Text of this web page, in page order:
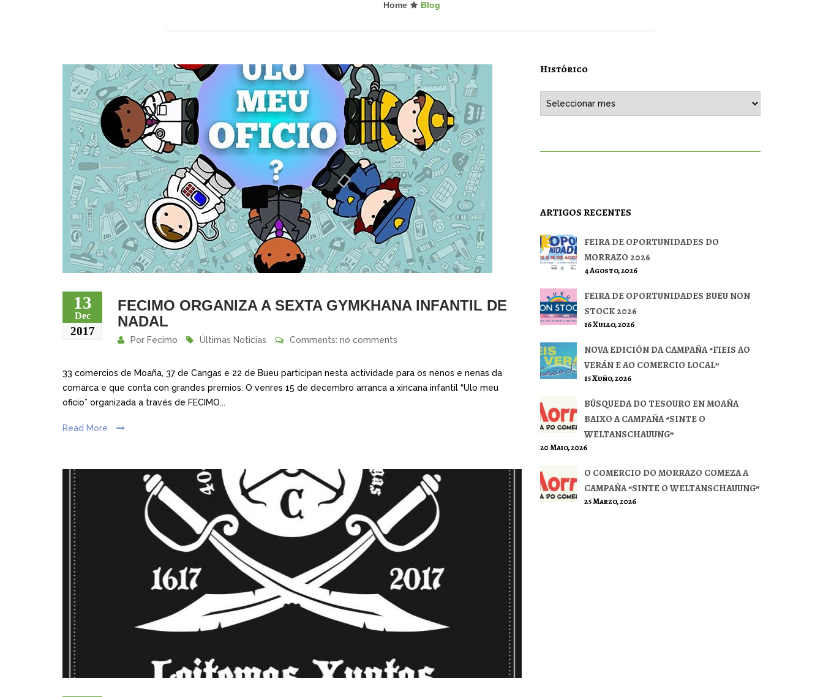
Home Blog
13
Dec
2017
FECIMO ORGANIZA A SEXTA GYMKHANA INFANTIL DE
NADAL
Por Fecimo Últimas Noticias Comments: no comments
33 comercios de Moaña, 37 de Cangas e 22 de Bueu participan nesta actividade para os nenos e nenas da
comarca e que conta con grandes premios. O venres 15 de decembro arranca a xincana infantil “Ulo meu
oficio” organizada a través de FECIMO...
Read More
Histórico
ARTIGOS RECENTES
FEIRA DE OPORTUNIDADES DO
MORRAZO 2026
4 Agosto, 2026
FEIRA DE OPORTUNIDADES BUEU NON
STOCK 2026
16 Xullo, 2026
NOVA EDICIÓN DA CAMPAÑA “FIEIS AO
VERÁN E AO COMERCIO LOCAL”
15 Xuño, 2026
BÚSQUEDA DO TESOURO EN MOAÑA
BAIXO A CAMPAÑA “SINTE O
WELTANSCHAUUNG”
20 Maio, 2026
O COMERCIO DO MORRAZO COMEZA A
CAMPAÑA “SINTE O WELTANSCHAUUNG”
25 Marzo, 2026